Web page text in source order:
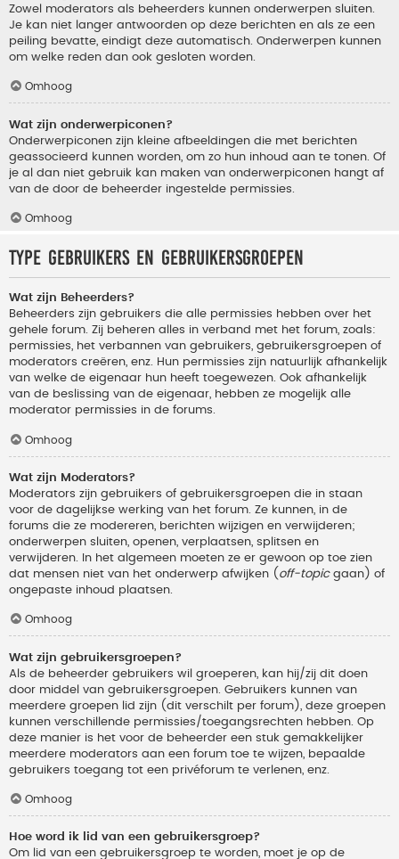
Zowel moderators als beheerders kunnen onderwerpen sluiten.
Je kan niet langer antwoorden op deze berichten en als ze een
peiling bevatte, eindigt deze automatisch. Onderwerpen kunnen
om welke reden dan ook gesloten worden.
Omhoog
Wat zijn onderwerpiconen?
Onderwerpiconen zijn kleine afbeeldingen die met berichten
geassocieerd kunnen worden, om zo hun inhoud aan te tonen. Of
je al dan niet gebruik kan maken van onderwerpiconen hangt af
van de door de beheerder ingestelde permissies.
Omhoog
Type gebruikers en gebruikersgroepen
Wat zijn Beheerders?
Beheerders zijn gebruikers die alle permissies hebben over het
gehele forum. Zij beheren alles in verband met het forum, zoals:
permissies, het verbannen van gebruikers, gebruikersgroepen of
moderators creëren, enz. Hun permissies zijn natuurlijk afhankelijk
van welke de eigenaar hun heeft toegewezen. Ook afhankelijk
van de beslissing van de eigenaar, hebben ze mogelijk alle
moderator permissies in de forums.
Omhoog
Wat zijn Moderators?
Moderators zijn gebruikers of gebruikersgroepen die in staan
voor de dagelijkse werking van het forum. Ze kunnen, in de
forums die ze modereren, berichten wijzigen en verwijderen;
onderwerpen sluiten, openen, verplaatsen, splitsen en
verwijderen. In het algemeen moeten ze er gewoon op toe zien
dat mensen niet van het onderwerp afwijken ( off-topicgaan) of
ongepaste inhoud plaatsen.
Omhoog
Wat zijn gebruikersgroepen?
Als de beheerder gebruikers wil groeperen, kan hij/zij dit doen
door middel van gebruikersgroepen. Gebruikers kunnen van
meerdere groepen lid zijn (dit verschilt per forum), deze groepen
kunnen verschillende permissies/toegangsrechten hebben. Op
deze manier is het voor de beheerder een stuk gemakkelijker
meerdere moderators aan een forum toe te wijzen, bepaalde
gebruikers toegang tot een privéforum te verlenen, enz.
Omhoog
Hoe word ik lid van een gebruikersgroep?
Om lid van een gebruikersgroep te worden, moet je op de